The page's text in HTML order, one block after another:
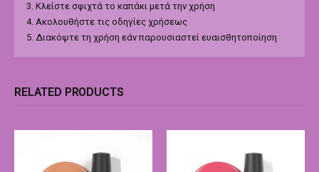
Κλείστε σφιχτά το καπάκι μετά την χρήση
Ακολουθήστε τις οδηγίες χρήσεως
Διακόψτε τη χρήση εάν παρουσιαστεί ευαισθητοποίηση
RELATED PRODUCTS